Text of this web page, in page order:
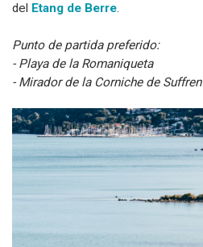
del Etang de Berre.
Punto de partida preferido:
- Playa de la Romaniqueta
- Mirador de la Corniche de Suffren